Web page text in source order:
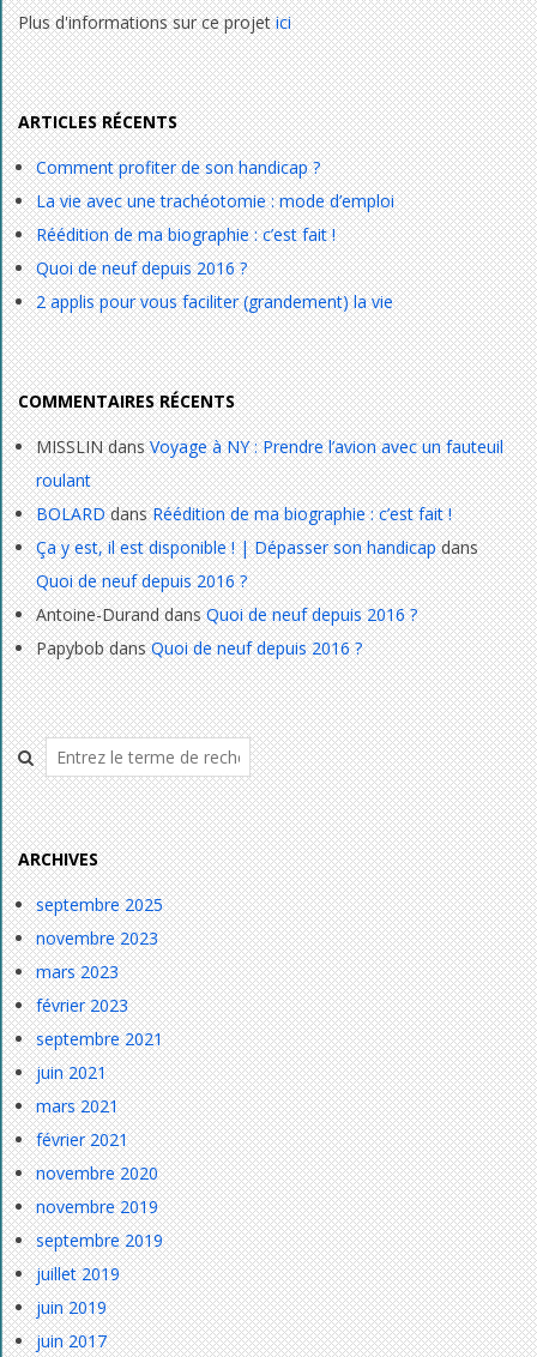
Plus d'informations sur ce projetici
ARTICLES RÉCENTS
Comment profiter de son handicap ?
La vie avec une trachéotomie : mode d’emploi
Réédition de ma biographie : c’est fait !
Quoi de neuf depuis 2016 ?
2 applis pour vous faciliter (grandement) la vie
COMMENTAIRES RÉCENTS
MISSLINdansVoyage à NY : Prendre l’avion avec un fauteuil
roulant
BOLARDdansRéédition de ma biographie : c’est fait !
Ça y est, il est disponible ! | Dépasser son handicapdans
Quoi de neuf depuis 2016 ?
Antoine-DuranddansQuoi de neuf depuis 2016 ?
PapybobdansQuoi de neuf depuis 2016 ?
Rechercher
ARCHIVES
septembre 2025
novembre 2023
mars 2023
février 2023
septembre 2021
juin 2021
mars 2021
février 2021
novembre 2020
novembre 2019
septembre 2019
juillet 2019
juin 2019
juin 2017